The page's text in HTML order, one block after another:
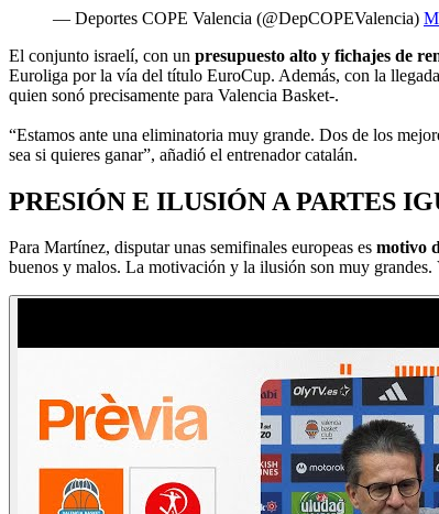
— Deportes COPE Valencia (@DepCOPEValencia)
El conjunto israelí, con un presupuesto alto y fichajes de
Euroliga por la vía del título EuroCup. Además, con la
quien sonó precisamente para Valencia Basket-.
“Estamos ante una eliminatoria muy grande. Dos de los
sea si quieres ganar”, añadió el entrenador catalán.
PRESIÓN E ILUSIÓN A PARTES
Para Martínez, disputar unas semifinales europeas es motivo
buenos y malos. La motivación y la ilusión son muy grandes.